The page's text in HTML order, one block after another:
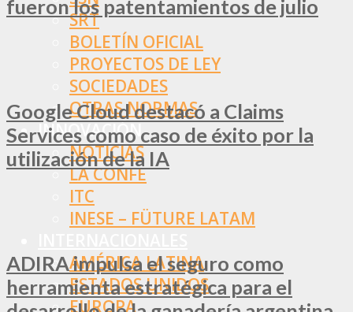
SRT
BOLETÍN OFICIAL
PROYECTOS DE LEY
SOCIEDADES
OTRAS NORMAS
INNOVACIÓN
NOTICIAS
LA CONFE
ITC
INESE – FÜTURE LATAM
AMÉRICA LATINA
ESTADOS UNIDOS
EUROPA
fueron los patentamientos de julio
Google Cloud destacó a Claims
Services como caso de éxito por la
utilización de la IA
ADIRA impulsa el seguro como
herramienta estratégica para el